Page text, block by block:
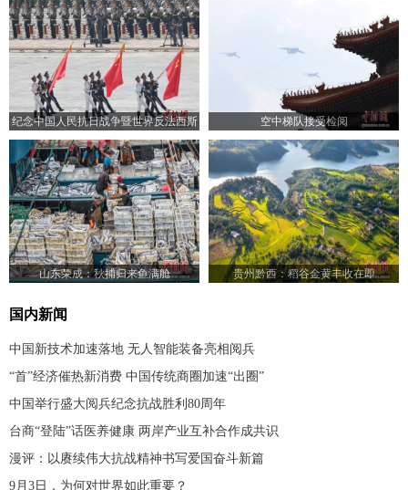
纪念中国人民抗日战争暨世界反法西斯
战争胜利80周年大会举行
空中梯队接受检阅
山东荣成：秋捕归来鱼满舱 贵州黔西：稻谷金黄丰收在即
国内新闻
中国新技术加速落地 无人智能装备亮相阅兵
“首”经济催热新消费 中国传统商圈加速“出圈”
中国举行盛大阅兵纪念抗战胜利80周年
台商“登陆”话医养健康 两岸产业互补合作成共识
漫评：以赓续伟大抗战精神书写爱国奋斗新篇
9月3日，为何对世界如此重要？